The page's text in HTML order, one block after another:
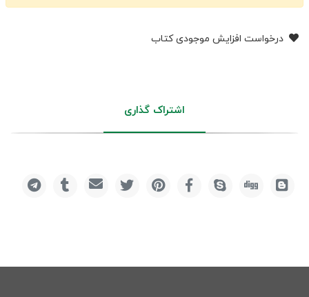
درخواست افزایش موجودی کتاب
اشتراک گذاری